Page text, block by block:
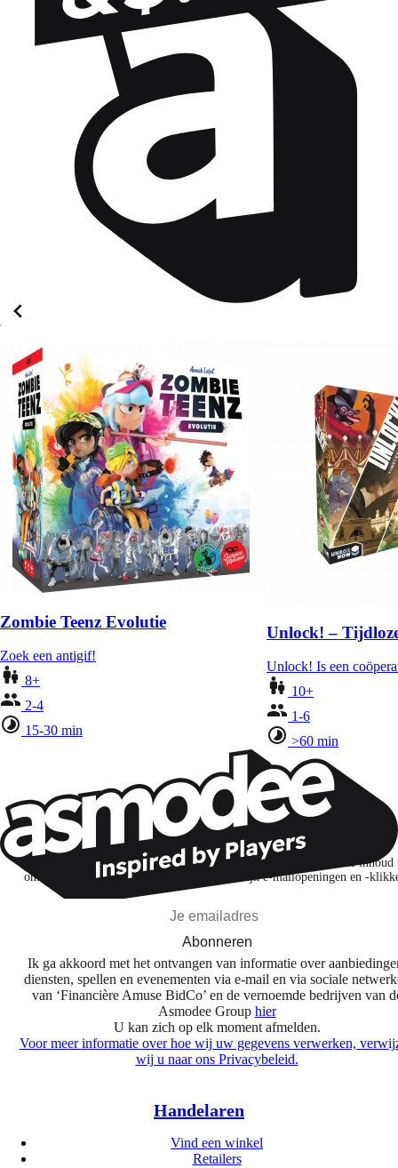
Zombie Teenz Evolutie
Zoek een antigif!
8+
2-4
15-30 min
Unlock! –
Unlock! Is een
10+
1-6
>60 min
Wil je nog meer spelnieuws ontvangen?
Ik abonneer me om spellen, nieuwe releases en gepersonaliseerde inhoud
ontdekken op basis van mijn interesses en mijn e-mailopeningen en -
Abonneren
Ik ga akkoord met het ontvangen van informatie over
diensten, spellen en evenementen via e-mail en via sociale
van ‘Financière Amuse BidCo’ en de vernoemde bedrijven van
Asmodee Group hier
U kan zich op elk moment afmelden.
Voor meer informatie over hoe wij uw gegevens verwerken,
wij u naar ons Privacybeleid.
Handelaren
Vind een winkel
Retailers